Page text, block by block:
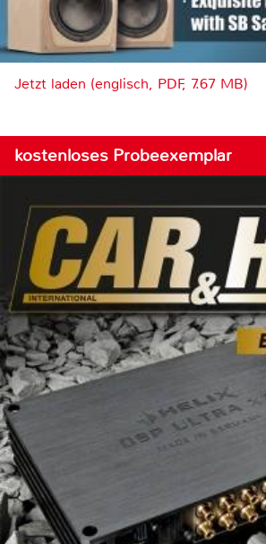
Jetzt laden (englisch, PDF, 7.67 MB)
kostenloses Probeexemplar